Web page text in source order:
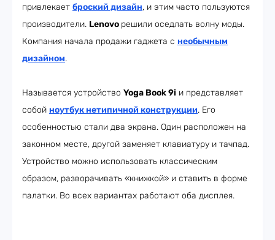
привлекает броский дизайн, и этим часто пользуются
производители. Lenovo решили оседлать волну моды.
Компания начала продажи гаджета с необычным
дизайном.
Называется устройство Yoga Book 9i и представляет
собой ноутбук нетипичной конструкции. Его
особенностью стали два экрана. Один расположен на
законном месте, другой заменяет клавиатуру и тачпад.
Устройство можно использовать классическим
образом, разворачивать «книжкой» и ставить в форме
палатки. Во всех вариантах работают оба дисплея.